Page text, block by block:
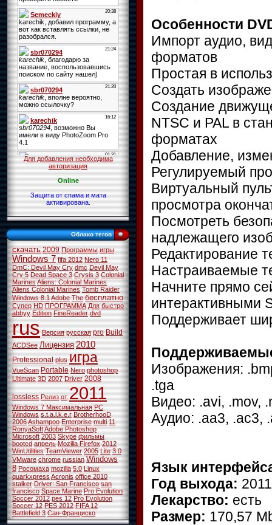
Для добавления необходима
авторизация
Online
Защита от спама и мата
активирована.
Облако тегов
скачать 2009 Программы игры
Windows 7 fifa 2012 Nero 11
DmC: Devil May Cry dmc Devil May
Cry 5 Dead Space 3 Crysis 3 Colonial
MarinesAliens: Colonial Marines
Aliens Colonial Marines Tomb Raider
Windows 8.1Adobe The бесплатно
Супер HD ПРОГРАММА Для быстро
abbyy Edition FineReader dvd
rus Версия русская pro Build
ACDSee Лицензия 2010
Professional plus игра
VueScan Portable Nero photoshop
Ultimate 3D 2007 Driver 2008
lossless Релиз от 2011
Windows 7 Максимальная PC
Windows s.t.a.l.k.e.r BrotherhooD
2006Ashampoo Enterprise multi 11
RonyaSoftAdobe Photoshop
Microsoft 2003 Skype фильмы
bootcd апрель Mozilla Firefox 2012
WinUtilities TeamViewer 2005 Lite 3.0
VMware chrome russian Windows
8 Росомаха mozilla 5.0 Linux
quarkxpressAcronis office 2010
stalker Driver: San Francisco san
francisco Space Marine Pro Evolution
Soccer 2012 pes 12 Pro Evolution
Soccer 12 PES 2012 FIFA 12
Battlefield 3 Сан-Франциско
Особенности
Импорт аудио,
форматов
Простая в
Создать
Создание
NTSC и PAL в
форматах
Добавление,
Регулируемый
Виртуальный
просмотра
Посмотреть
надлежащего
Редактирование
Настраиваемые
Начните прямо
интерактивными
Поддерживает
Изображения:
.tga
Видео: .avi, .mov,
Аудио: .aa3, .ac3,
Язык
Год выхода: 2011
Лекарство: есть
Размер: 170,57